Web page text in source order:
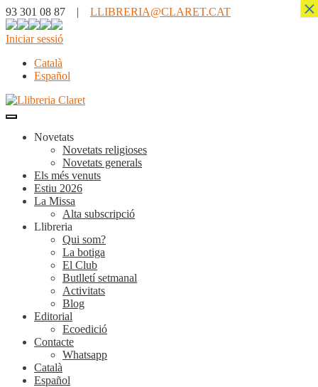
93 301 08 87 | LLIBRERIA@CLARET.CAT
Iniciar sessió
Català
Español
Novetats
Novetats religioses
Novetats generals
Els més venuts
Estiu 2026
La Missa
Alta subscripció
Llibreria
Qui som?
La botiga
El Club
Butlletí setmanal
Activitats
Blog
Editorial
Ecoedició
Contacte
Whatsapp
Català
Español
×